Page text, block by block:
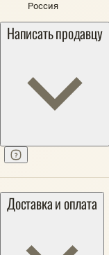
Россия
Написать продавцу
Доставка и оплата